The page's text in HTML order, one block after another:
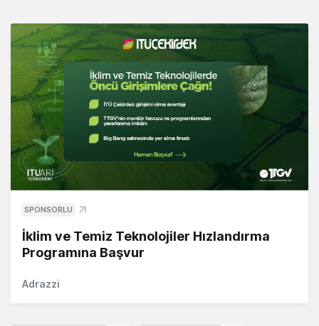
SPONSORLU
İklim ve Temiz Teknolojiler Hızlandırma
Programına Başvur
Adrazzi